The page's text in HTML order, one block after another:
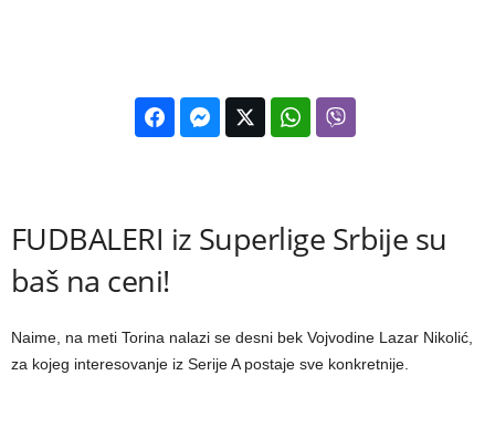
FUDBALERI iz Superlige Srbije su
baš na ceni!
Naime, na meti Torina nalazi se desni bek Vojvodine Lazar Nikolić,
za kojeg interesovanje iz Serije A postaje sve konkretnije.